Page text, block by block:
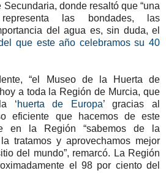
donde resaltó que “una
las bondades, las
del agua es, sin duda, el
que este año celebramos su 40
“el Museo de la Huerta de
a toda la Región de Murcia, que
‘huerta de Europa’ gracias al
eficiente que hacemos de este
en la Región “sabemos de la
tratamos y aprovechamos mejor
del mundo”, remarcó. La Región
el 98 por ciento del